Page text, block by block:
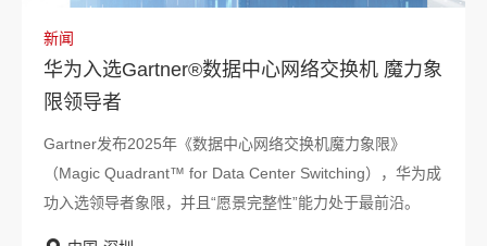
新闻
华为入选Gartner®数据中心网络交换机 魔力象
限领导者
Gartner发布2025年《数据中心网络交换机魔力象限》
（Magic Quadrant™ for Data Center Switching），华为成
功入选领导者象限，并且“愿景完整性”能力处于最前沿。